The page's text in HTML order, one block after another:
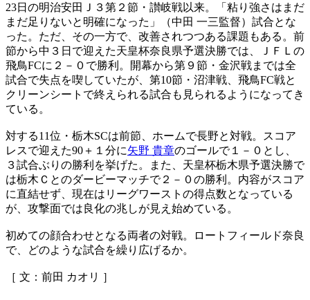
23日の明治安田Ｊ３第２節・讃岐戦以来。「粘り強さはまだ
まだ足りないと明確になった」（中田 一三監督）試合とな
った。ただ、その一方で、改善されつつある課題もある。前
節から中３日で迎えた天皇杯奈良県予選決勝では、ＪＦＬの
飛鳥FCに２－０で勝利。開幕から第９節・金沢戦までは全
試合で失点を喫していたが、第10節・沼津戦、飛鳥FC戦と
クリーンシートで終えられる試合も見られるようになってき
ている。
対する11位・栃木SCは前節、ホームで長野と対戦。スコア
レスで迎えた90＋１分に矢野 貴章のゴールで１－０とし、
３試合ぶりの勝利を挙げた。また、天皇杯栃木県予選決勝で
は栃木Ｃとのダービーマッチで２－０の勝利。内容がスコア
に直結せず、現在はリーグワーストの得点数となっている
が、攻撃面では良化の兆しが見え始めている。
初めての顔合わせとなる両者の対戦。ロートフィールド奈良
で、どのような試合を繰り広げるか。
［ 文：前田 カオリ ］